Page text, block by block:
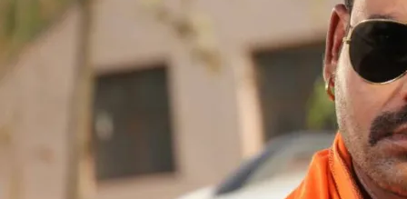
रूप
में
लोगों
के
लिए
बनें
मसीहा